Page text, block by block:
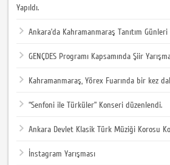
Yapıldı.
Ankara’da Kahramanmaraş Tanıtım
GENÇDES Programı Kapsamında Şiir
Kahramanmaraş, Yörex Fuarında bir kez
“Senfoni ile Türküler” Konseri düzenlendi.
Ankara Devlet Klasik Türk Müziği Korosu
İnstagram Yarışması